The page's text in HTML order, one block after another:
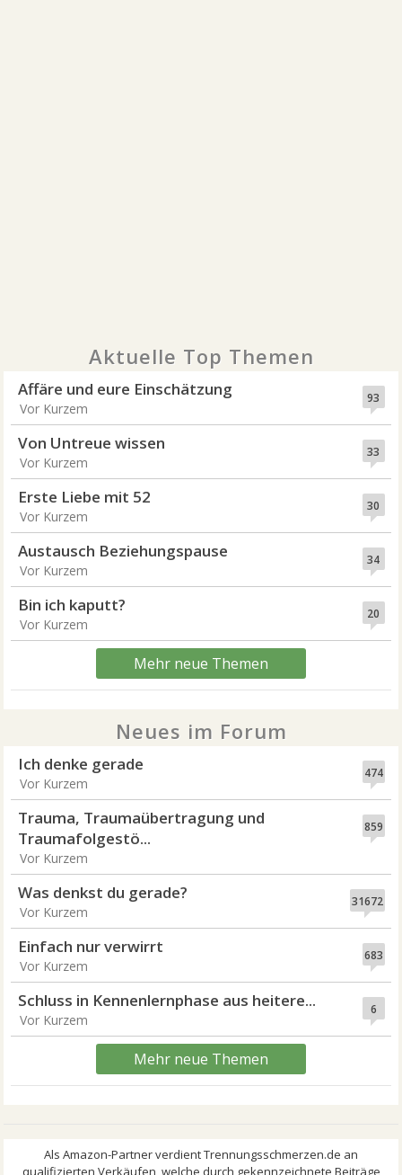
Aktuelle Top Themen
93
Affäre und eure Einschätzung
Vor Kurzem
33
Von Untreue wissen
Vor Kurzem
30
Erste Liebe mit 52
Vor Kurzem
34
Austausch Beziehungspause
Vor Kurzem
20
Bin ich kaputt?
Vor Kurzem
Mehr neue Themen
Neues im Forum
474
Ich denke gerade
Vor Kurzem
859
Trauma, Traumaübertragung und
Traumafolgestö...
Vor Kurzem
31672
Was denkst du gerade?
Vor Kurzem
683
Einfach nur verwirrt
Vor Kurzem
6
Schluss in Kennenlernphase aus heitere...
Vor Kurzem
Mehr neue Themen